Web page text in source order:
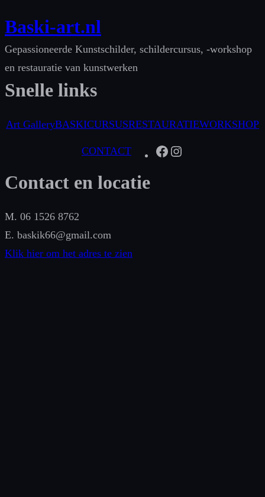
Baski-art.nl
Gepassioneerde Kunstschilder, schildercursus, -workshop
en restauratie van kunstwerken
Snelle links
Art GalleryBASKICURSUSRESTAURATIEWORKSHOP
CONTACT Facebook Instagram
Contact en locatie
M. 06 1526 8762
E. baskik66@gmail.com
Klik hier om het adres te zien